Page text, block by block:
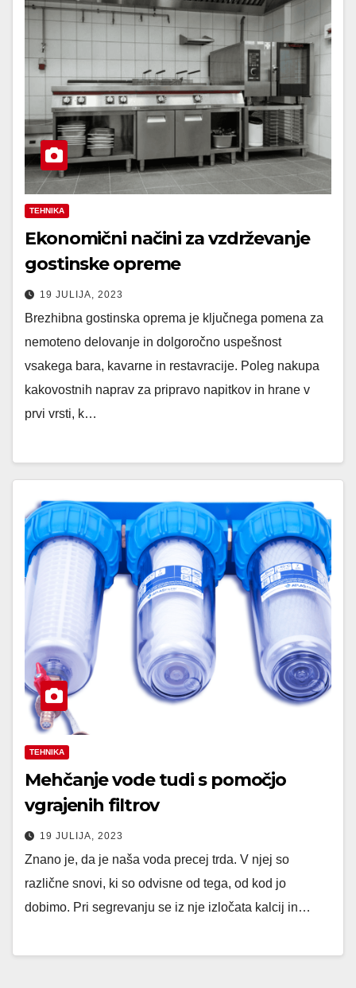
TEHNIKA
Ekonomični načini za vzdrževanje
gostinske opreme
19 JULIJA, 2023
Brezhibna gostinska oprema je ključnega pomena za
nemoteno delovanje in dolgoročno uspešnost
vsakega bara, kavarne in restavracije. Poleg nakupa
kakovostnih naprav za pripravo napitkov in hrane v
prvi vrsti, k…
TEHNIKA
Mehčanje vode tudi s pomočjo
vgrajenih filtrov
19 JULIJA, 2023
Znano je, da je naša voda precej trda. V njej so
različne snovi, ki so odvisne od tega, od kod jo
dobimo. Pri segrevanju se iz nje izločata kalcij in…